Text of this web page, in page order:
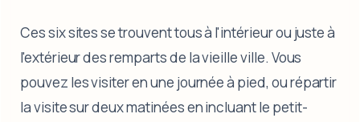
Ces six sites se trouvent tous à l'intérieur ou juste à
l'extérieur des remparts de la vieille ville. Vous
pouvez les visiter en une journée à pied, ou répartir
la visite sur deux matinées en incluant le petit-